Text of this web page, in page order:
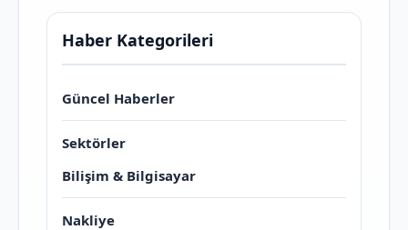
Haber Kategorileri
Güncel Haberler
Sektörler
Bilişim & Bilgisayar
Nakliye